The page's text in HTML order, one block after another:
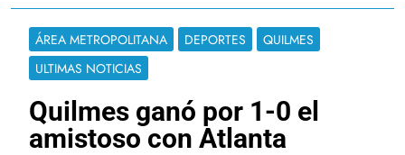
ÁREA METROPOLITANA DEPORTES
QUILMES
ULTIMAS NOTICIAS
Quilmes ganó por 1-0 el
amistoso con Atlanta